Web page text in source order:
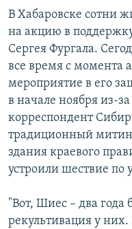
Все сайты РСЕ/РС
В Хабаровске сотни
на акцию в
Сергея Фургала.
все время с момента
мероприятие в его
в начале ноября из-
корреспондент
традиционный
здания краевого
устроили шествие по
"Вот, Шиес – два года
рекультивация у